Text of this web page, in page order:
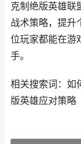
克制绝版英雄联
战术策略，提升
位玩家都能在游
手。
相关搜索词：如
版英雄应对策略